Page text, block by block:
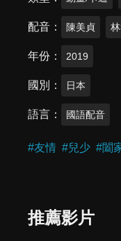
配音 陳美貞
年份 2019
國別 日本
語言 國語配音
#友情 #兒少 #闔
推薦影片